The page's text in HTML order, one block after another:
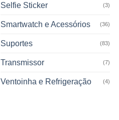
Selfie Sticker (3)
Smartwatch e Acessórios (36)
Suportes (83)
Transmissor (7)
Ventoinha e Refrigeração (4)